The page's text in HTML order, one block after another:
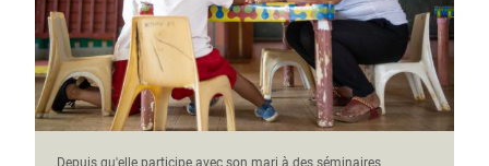
Depuis qu'elle participe avec son mari à des séminaires